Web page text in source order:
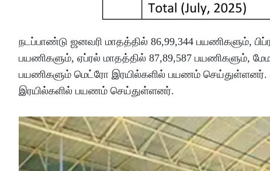
நடப்பாண்டு ஜனவரி மாதத்தில் 86,99,344 பயணிகளும்,
பயணிகளும், ஏப்ரல் மாதத்தில் 87,89,587 பயணிகளும்,
பயணிகளும் மெட்ரோ இரயில்களில் பயணம் செய்துள்ளனர்.
இரயில்களில் பயணம் செய்துள்ளனர்.